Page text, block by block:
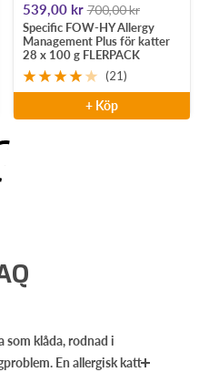
Rea-
pris
539,00 kr700,00 kr
Specific FOW-HY Allergy
Management Plus för katter
28 x 100 g FLERPACK
(21)
+ Köp
som klåda, rodnad i
En allergisk katt